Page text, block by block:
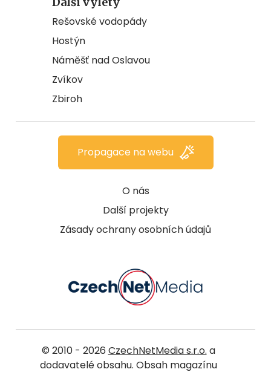
Rešovské vodopády
Hostýn
Náměšť nad Oslavou
Zvíkov
Zbiroh
O nás
Další projekty
Zásady ochrany osobních údajů
Propagace na webu
© 2010 - 2026 CzechNetMedia s.r.o. a
dodavatelé obsahu. Obsah magazínu